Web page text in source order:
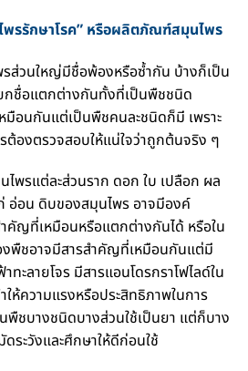
พรรักษาโรค” หรือผลิตภัณฑ์สมุนไพร
รส่วนใหญ่มีชื่อพ้องหรือซ้ำกัน บ้างก็เป็น
กชื่อแตกต่างกันทั้งที่เป็นพืชชนิด
มือนกันแต่เป็นพืชคนละชนิดก็มี เพราะ
รต้องตรวจสอบให้แน่ใจว่าถูกต้นจริง ๆ
พรแต่ละส่วนราก ดอก ใบ เปลือก ผล
อ่อน ดิบของสมุนไพร อาจมีองค์
คัญที่เหมือนหรือแตกต่างกันได้ หรือใน
พืชอาจมีสารสำคัญที่เหมือนกันแต่มี
ะลายโจร มีสารแอนโดรกราโฟไลด์ใน
ห้ความแรงหรือประสิทธิภาพในการ
พืชบางชนิดบางส่วนใช้เป็นยา แต่ก็บาง
ระวังและศึกษาให้ดีก่อนใช้